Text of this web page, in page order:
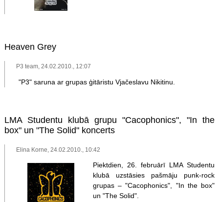
Heaven Grey
P3 team, 24.02.2010., 12:07
"P3" saruna ar grupas ģitāristu Vjačeslavu Nikitinu.
LMA Studentu klubā grupu "Cacophonics", "In the
box" un "The Solid" koncerts
Elina Korne, 24.02.2010., 10:42
Piektdien, 26. februārī LMA Studentu
klubā uzstāsies pašmāju punk-rock
grupas – "Cacophonics", "In the box"
un "The Solid".